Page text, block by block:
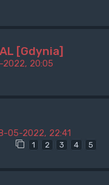
[Gdynia]
2022, 20:05
05-2022, 22:41
1 2 3 4 5